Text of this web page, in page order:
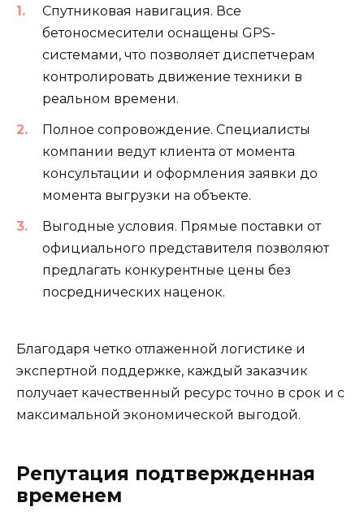
Спутниковая навигация. Все
бетоносмесители оснащены GPS-
системами, что позволяет диспетчерам
контролировать движение техники в
реальном времени.
Полное сопровождение. Специалисты
компании ведут клиента от момента
консультации и оформления заявки до
момента выгрузки на объекте.
Выгодные условия. Прямые поставки от
официального представителя позволяют
предлагать конкурентные цены без
посреднических наценок.
Благодаря четко отлаженной логистике и
экспертной поддержке, каждый заказчик
получает качественный ресурс точно в срок и с
максимальной экономической выгодой.
Репутация подтвержденная
временем